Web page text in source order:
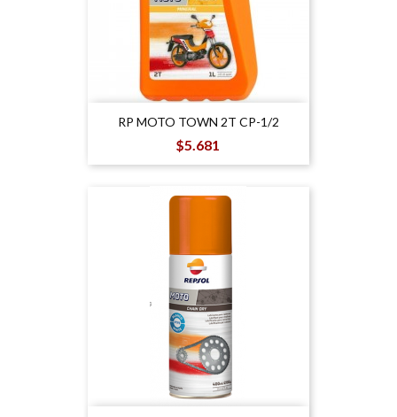
RP MOTO TOWN 2T CP-1/2
Precio
$5.681